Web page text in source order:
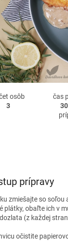
osôb
3
čas
30
prípravy
zmiešajte so soľou
plátky, obaľte ich v
(z každej
očistite